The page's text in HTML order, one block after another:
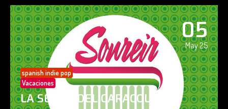
05
May 25
spanish indie pop
Vacaciones
LA SENDA DEL CARACOL